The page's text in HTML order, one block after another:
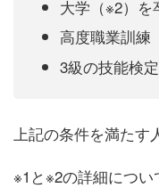
大学（※2）を
高度職業訓練
3級の技能検
上記の条件を満たす
※1と※2の詳細につい